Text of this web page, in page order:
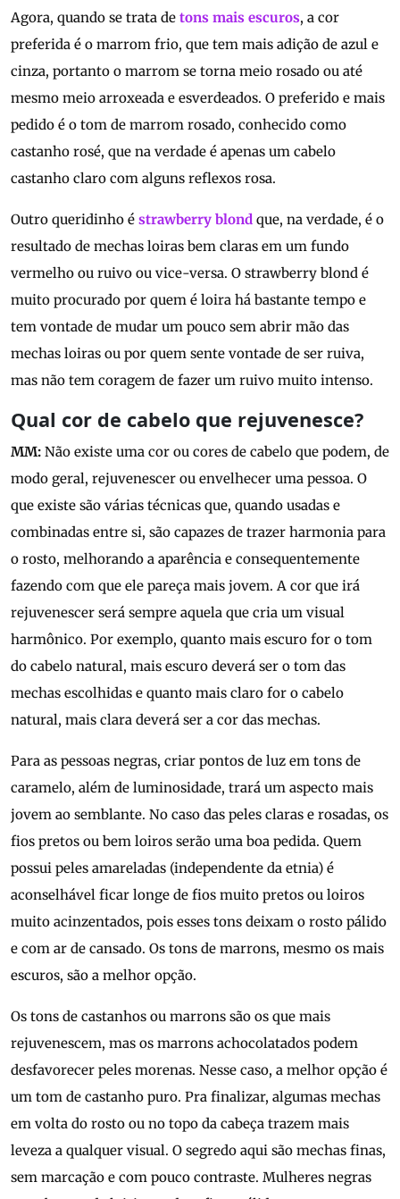
Agora, quando se trata de tons mais escuros, a cor
preferida é o marrom frio, que tem mais adição de azul e
cinza, portanto o marrom se torna meio rosado ou até
mesmo meio arroxeada e esverdeados. O preferido e mais
pedido é o tom de marrom rosado, conhecido como
castanho rosé, que na verdade é apenas um cabelo
castanho claro com alguns reflexos rosa.
Outro queridinho é strawberry blond que, na verdade, é o
resultado de mechas loiras bem claras em um fundo
vermelho ou ruivo ou vice-versa. O strawberry blond é
muito procurado por quem é loira há bastante tempo e
tem vontade de mudar um pouco sem abrir mão das
mechas loiras ou por quem sente vontade de ser ruiva,
mas não tem coragem de fazer um ruivo muito intenso.
Qual cor de cabelo que rejuvenesce?
MM: Não existe uma cor ou cores de cabelo que podem, de
modo geral, rejuvenescer ou envelhecer uma pessoa. O
que existe são várias técnicas que, quando usadas e
combinadas entre si, são capazes de trazer harmonia para
o rosto, melhorando a aparência e consequentemente
fazendo com que ele pareça mais jovem. A cor que irá
rejuvenescer será sempre aquela que cria um visual
harmônico. Por exemplo, quanto mais escuro for o tom
do cabelo natural, mais escuro deverá ser o tom das
mechas escolhidas e quanto mais claro for o cabelo
natural, mais clara deverá ser a cor das mechas.
Para as pessoas negras, criar pontos de luz em tons de
caramelo, além de luminosidade, trará um aspecto mais
jovem ao semblante. No caso das peles claras e rosadas, os
fios pretos ou bem loiros serão uma boa pedida. Quem
possui peles amareladas (independente da etnia) é
aconselhável ficar longe de fios muito pretos ou loiros
muito acinzentados, pois esses tons deixam o rosto pálido
e com ar de cansado. Os tons de marrons, mesmo os mais
escuros, são a melhor opção.
Os tons de castanhos ou marrons são os que mais
rejuvenescem, mas os marrons achocolatados podem
desfavorecer peles morenas. Nesse caso, a melhor opção é
um tom de castanho puro. Pra finalizar, algumas mechas
em volta do rosto ou no topo da cabeça trazem mais
leveza a qualquer visual. O segredo aqui são mechas finas,
sem marcação e com pouco contraste. Mulheres negras